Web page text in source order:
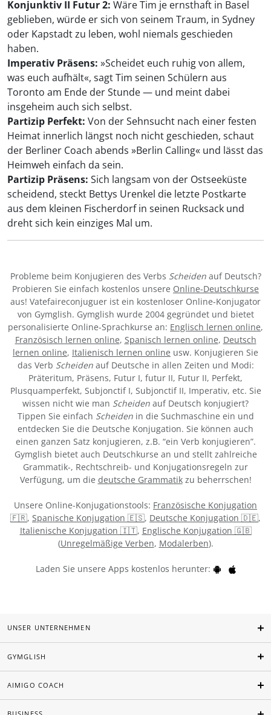
Konjunktiv II Futur 2: Wäre Tim je ernsthaft in Basel
geblieben, würde er sich von seinem Traum, in Sydney
oder Kapstadt zu leben, wohl niemals geschieden
haben.
Imperativ Präsens: »Scheidet euch ruhig von allem,
was euch aufhält«, sagt Tim seinen Schülern aus
Toronto am Ende der Stunde — und meint dabei
insgeheim auch sich selbst.
Partizip Perfekt: Von der Sehnsucht nach einer festen
Heimat innerlich längst noch nicht geschieden, schaut
der Berliner Coach abends »Berlin Calling« und lässt das
Heimweh einfach da sein.
Partizip Präsens: Sich langsam von der Ostseeküste
scheidend, steckt Bettys Urenkel die letzte Postkarte
aus dem kleinen Fischerdorf in seinen Rucksack und
dreht sich kein einziges Mal um.
Probleme beim Konjugieren des Verbs Scheidenauf Deutsch?
Probieren Sie einfach kostenlos unsere Online-Deutschkurse
aus! Vatefaireconjuguer ist ein kostenloser Online-Konjugator
von Gymglish. Gymglish wurde 2004 gegründet und bietet
personalisierte Online-Sprachkurse an: Englisch lernen online,
Französisch lernen online, Spanisch lernen online, Deutsch
lernen online, Italienisch lernen online usw. Konjugieren Sie
das Verb Scheidenauf Deutsche in allen Zeiten und Modi:
Präteritum, Präsens, Futur I, futur II, Futur II, Perfekt,
Plusquamperfekt, Subjonctif I, Subjonctif II, Imperativ, etc. Sie
wissen nicht wie man Scheiden auf Deutsch konjugiert?
Tippen Sie einfach Scheidenin die Suchmaschine ein und
entdecken Sie die Deutsche Konjugation. Sie können auch
einen ganzen Satz konjugieren, z.B. “ein Verb konjugieren”.
Gymglish bietet auch Deutschkurse an und stellt zahlreiche
Grammatik-, Rechtschreib- und Konjugationsregeln zur
Verfügung, um die deutsche Grammatikzu beherrschen!
Unsere Online-Konjugationstools: Französische Konjugation
🇫🇷, Spanische Konjugation 🇪🇸, Deutsche Konjugation 🇩🇪,
Italienische Konjugation 🇮🇹, Englische Konjugation 🇬🇧
(Unregelmäßige Verben, Modalerben).
Laden Sie unsere Apps kostenlos herunter:
UNSER UNTERNEHMEN
GYMGLISH
AIMIGO COACH